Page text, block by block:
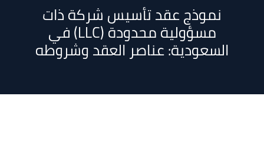
نموذج عقد تأسيس شركة ذات
مسؤولية محدودة (LLC) في
السعودية: عناصر العقد وشروطه